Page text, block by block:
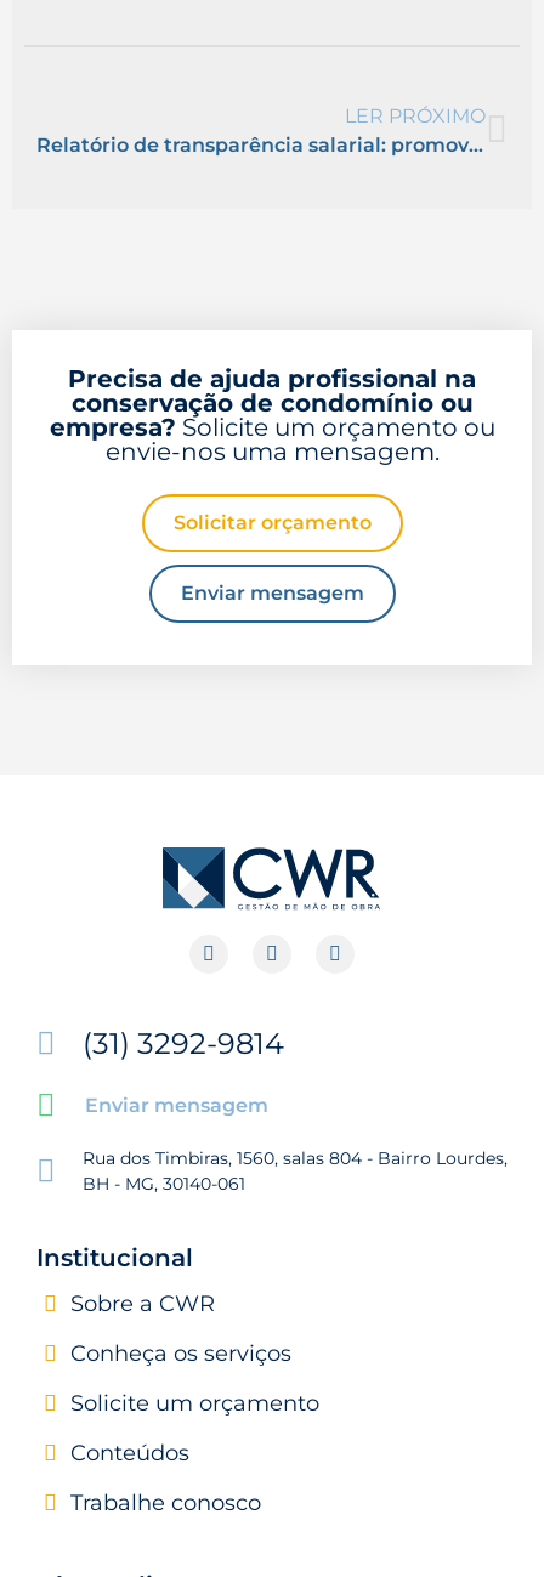
LER PRÓXIMO
Relatório de transparência salarial: promovendo equidade no ambiente corporativo
Precisa de ajuda profissional na
conservação de condomínio ou
empresa? Solicite um orçamento ou
envie-nos uma mensagem.
Solicitar orçamento
Enviar mensagem
(31) 3292-9814
Enviar mensagem
Rua dos Timbiras, 1560, salas 804 - Bairro Lourdes,
BH - MG, 30140-061
Institucional
Sobre a CWR
Conheça os serviços
Solicite um orçamento
Conteúdos
Trabalhe conosco